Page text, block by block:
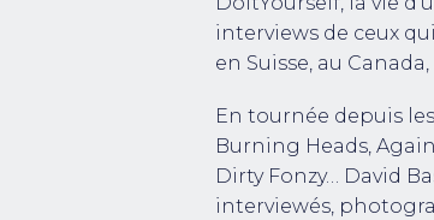
interviews de ceux
en Suisse, au
En tournée depuis
Burning Heads,
Dirty Fonzy… David
interviewés,